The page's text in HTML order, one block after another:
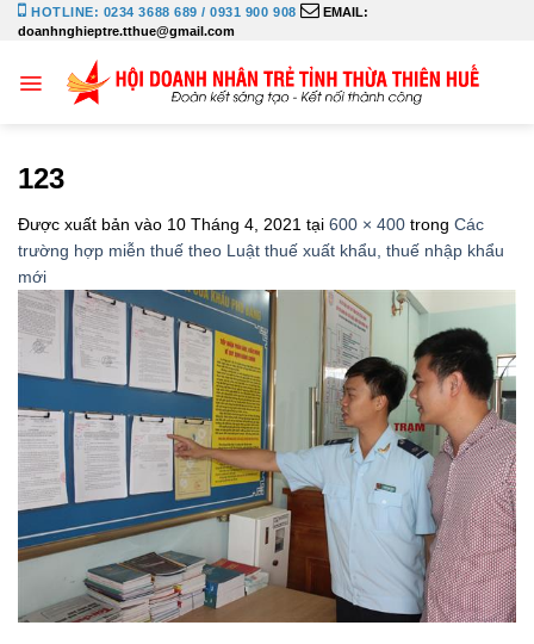
Bỏ
qua
dung
HOTLINE: 0234 3688 689 / 0931 900 908
EMAIL:
doanhnghieptre.tthue@gmail.com
123
Được xuất bản vào 10 Tháng 4, 2021 tại 600 × 400 trong Các
trường hợp miễn thuế theo Luật thuế xuất khẩu, thuế nhập khẩu
mới